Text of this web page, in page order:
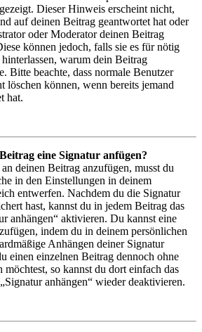
Dieser Hinweis erscheint nicht,
auf deinen Beitrag geantwortet hat oder
oder Moderator deinen Beitrag
können jedoch, falls sie es für nötig
warum dein Beitrag
Bitte beachte, dass normale Benutzer
löschen können, wenn bereits jemand
hat.
eine Signatur anfügen?
deinen Beitrag anzufügen, musst du
in den Einstellungen in deinem
entwerfen. Nachdem du die Signatur
hast, kannst du in jedem Beitrag das
anhängen“ aktivieren. Du kannst eine
indem du in deinem persönlichen
Anhängen deiner Signatur
einen einzelnen Beitrag dennoch ohne
möchtest, so kannst du dort einfach das
anhängen“ wieder deaktivieren.